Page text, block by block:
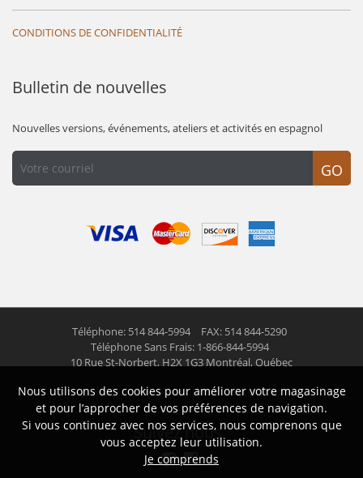
CONDITIONS DE CONFIDENTIALITÉ
Bulletin de nouvelles
Nouvelles versions, événements, ateliers et activités en espagnol
GO
Téléphone: 514 844-5994
FAX: 514 844-5290
Téléphone Sans Frais: 1-866-844-5994
10 Rue St-Norbert, H2X 1G3 Montréal, Québec
© 2026 Las Americas inc. Tous droits réservés
Suivez nous
Nous utilisons des cookies pour améliorer votre magasinage
et pour l’approcher de vos préférences de navigation.
Si vous continuez avec nos services, nous comprenons que
vous acceptez leur utilisation.
Je comprends